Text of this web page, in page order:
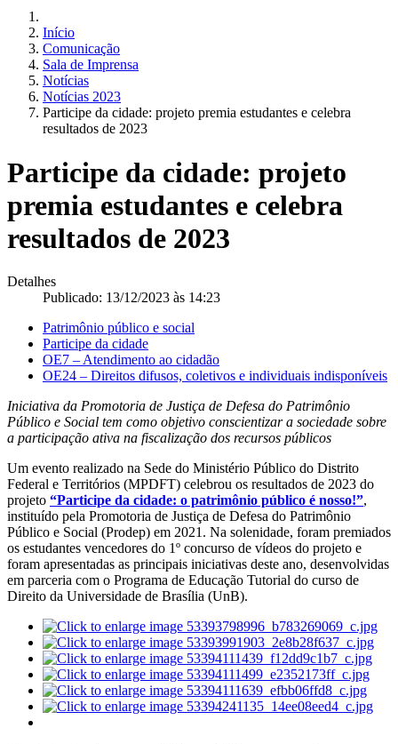
Início
Comunicação
Sala de Imprensa
Notícias
Notícias 2023
Participe da cidade: projeto premia estudantes e celebra
resultados de 2023
Participe da cidade: projeto
premia estudantes e celebra
resultados de 2023
Detalhes
Publicado: 13/12/2023 às 14:23
Patrimônio público e social
Participe da cidade
OE7 – Atendimento ao cidadão
OE24 – Direitos difusos, coletivos e individuais indisponíveis
Iniciativa da Promotoria de Justiça de Defesa do Patrimônio
Público e Social tem como objetivo conscientizar a sociedade sobre
a participação ativa na fiscalização dos recursos públicos
Um evento realizado na Sede do Ministério Público do Distrito
Federal e Territórios (MPDFT) celebrou os resultados de 2023 do
projeto “Participe da cidade: o patrimônio público é nosso!”,
instituído pela Promotoria de Justiça de Defesa do Patrimônio
Público e Social (Prodep) em 2021. Na solenidade, foram premiados
os estudantes vencedores do 1º concurso de vídeos do projeto e
foram apresentadas as principais iniciativas deste ano, desenvolvidas
em parceria com o Programa de Educação Tutorial do curso de
Direito da Universidade de Brasília (UnB).